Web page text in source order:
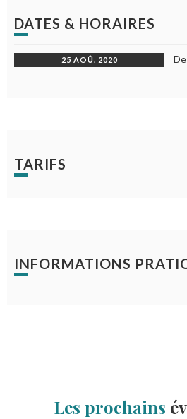
DATES & HORAIRES
25 AOÛ. 2020
TARIFS
INFORMATIONS
Les prochains